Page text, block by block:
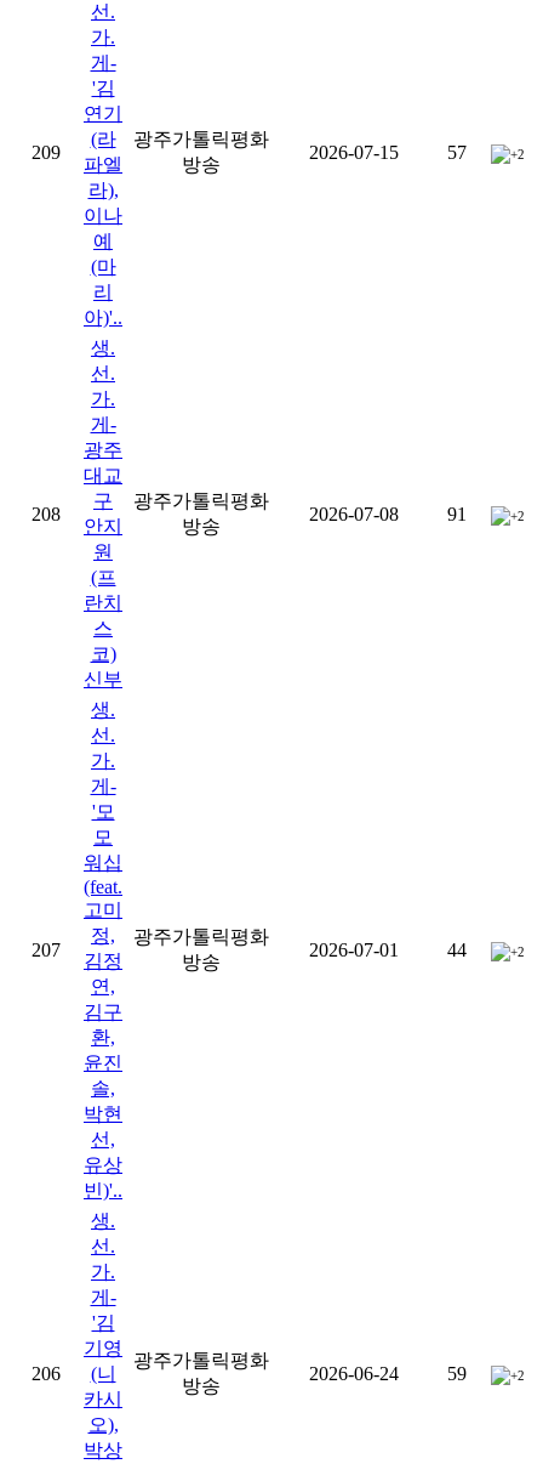
209
선.
가.
게-
'김
연기
(라
파엘
라),
이나
예
(마
리
아)'..
광주가톨릭평화
방송
2026-07-15 57 +2
208
생.
선.
가.
게-
광주
대교
구
안지
원
(프
란치
스
코)
신부
광주가톨릭평화
방송
2026-07-08 91 +2
207
생.
선.
가.
게-
'모
모
워십
(feat.
고미
정,
김정
연,
김구
환,
윤진
솔,
박현
선,
유상
빈)'..
광주가톨릭평화
방송
2026-07-01 44 +2
206
생.
선.
가.
게-
'김
기영
(니
카시
오),
박상
광주가톨릭평화
방송
2026-06-24 59 +2